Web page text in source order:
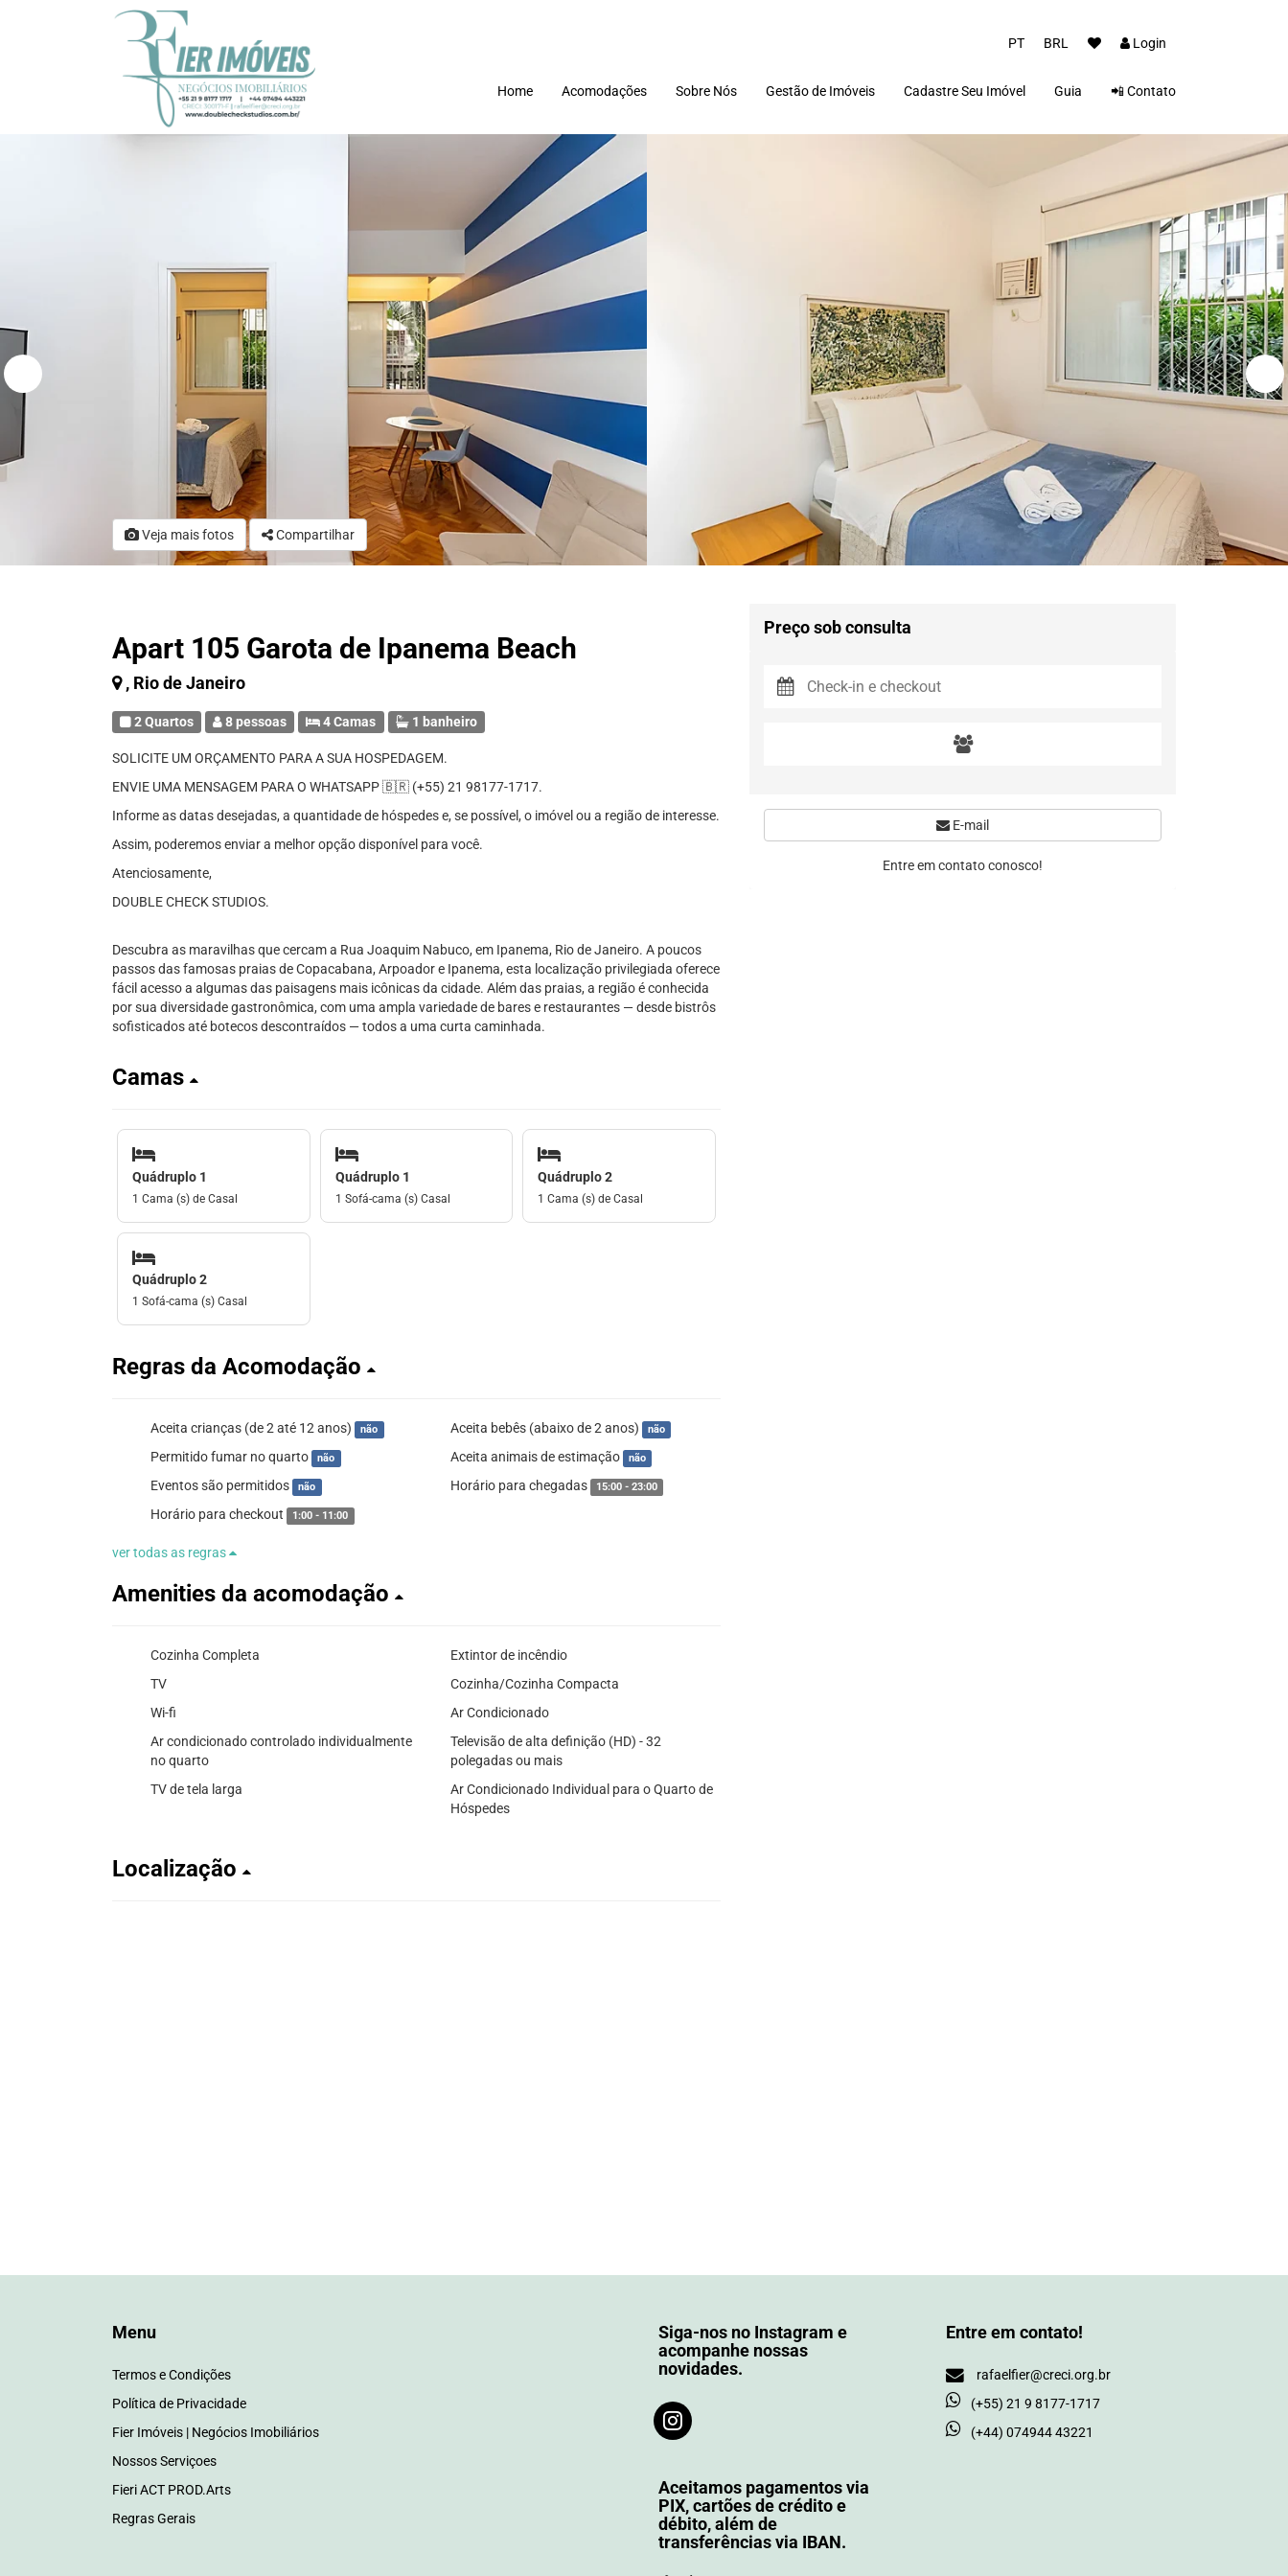
PT BRL Login
Home Acomodações Sobre Nós Gestão de Imóveis Cadastre Seu Imóvel Guia 📲 Contato
Veja mais fotos Compartilhar
Apart 105 Garota de Ipanema Beach
, Rio de Janeiro
2 Quartos 8 pessoas 4 Camas 1 banheiro
SOLICITE UM ORÇAMENTO PARA A SUA HOSPEDAGEM.
ENVIE UMA MENSAGEM PARA O WHATSAPP 🇧🇷 (+55) 21 98177-1717.
Informe as datas desejadas, a quantidade de hóspedes e, se possível, o imóvel ou a região de interesse.
Assim, poderemos enviar a melhor opção disponível para você.
Atenciosamente,
DOUBLE CHECK STUDIOS.
Descubra as maravilhas que cercam a Rua Joaquim Nabuco, em Ipanema, Rio de Janeiro. A poucos
passos das famosas praias de Copacabana, Arpoador e Ipanema, esta localização privilegiada oferece
fácil acesso a algumas das paisagens mais icônicas da cidade. Além das praias, a região é conhecida
por sua diversidade gastronômica, com uma ampla variedade de bares e restaurantes — desde bistrôs
sofisticados até botecos descontraídos — todos a uma curta caminhada.
Camas
Quádruplo 1
1 Cama (s) de Casal
Quádruplo 1
1 Sofá-cama (s) Casal
Quádruplo 2
1 Cama (s) de Casal
Quádruplo 2
1 Sofá-cama (s) Casal
Regras da Acomodação
Aceita crianças (de 2 até 12 anos) não Aceita bebês (abaixo de 2 anos) não
Permitido fumar no quarto não Aceita animais de estimação não
Eventos são permitidos não Horário para chegadas 15:00 - 23:00
Horário para checkout 1:00 - 11:00
ver todas as regras
Amenities da acomodação
Cozinha Completa
Extintor de incêndio
TV
Cozinha/Cozinha Compacta
Wi-fi
Ar Condicionado
Ar condicionado controlado individualmente
no quarto
Televisão de alta definição (HD) - 32
polegadas ou mais
TV de tela larga
Ar Condicionado Individual para o Quarto de
Hóspedes
Localização
Preço sob consulta
E-mail
Entre em contato conosco!
Menu
Termos e Condições
Política de Privacidade
Fier Imóveis | Negócios Imobiliários
Nossos Serviçoes
Fieri ACT PROD.Arts
Regras Gerais
Siga-nos no Instagram e
acompanhe nossas
novidades.
Aceitamos pagamentos via
PIX, cartões de crédito e
débito, além de
transferências via IBAN.
Entre em contato!
rafaelfier@creci.org.br
(+55) 21 9 8177-1717
(+44) 074944 43221